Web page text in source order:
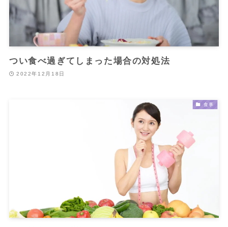
つい食べ過ぎてしまった場合の対処法
2022年12月18日
食事